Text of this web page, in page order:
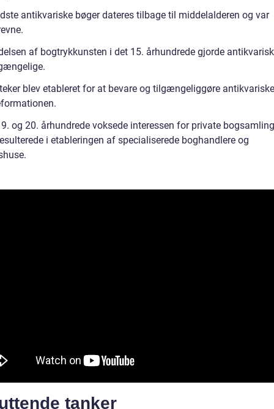
antikvariske bøger dateres tilbage til middelalderen og var
af bogtrykkunsten i det 15. århundrede gjorde
blev etableret for at bevare og tilgængeliggøre
og 20. århundrede voksede interessen for private
i etableringen af specialiserede boghandlere og
tanker